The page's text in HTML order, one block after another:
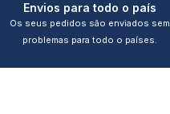
Envios para todo o país
Os seus pedidos são enviados sem
problemas para todo o países.